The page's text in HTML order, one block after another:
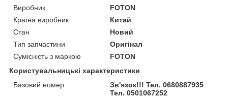
Виробник
FOTON
Країна виробник
Китай
Стан
Новий
Тип запчастини
Оригінал
Сумісність з маркою
FOTON
Користувальницькі характеристики
Базовий номер
Зв'язок!!! Тел. 0680887935
Тел. 0501067252